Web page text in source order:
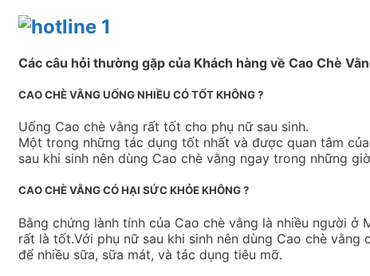
Các câu hỏi thường gặp của Khách hàng về Cao Chè
CAO CHÈ VẰNG UỐNG NHIỀU CÓ TỐT KHÔNG ?
Uống Cao chè vằng rất tốt cho phụ nữ sau sinh.
Một trong những tác dụng tốt nhất và được quan tâm
sau khi sinh nên dùng Cao chè vằng ngay trong những
CAO CHÈ VẰNG CÓ HẠI SỨC KHỎE KHÔNG ?
Bằng chứng lành tính của Cao chè vằng là nhiều người
rất là tốt.Với phụ nữ sau khi sinh nên dùng Cao chè
để nhiều sữa, sữa mát, và tác dụng tiêu mỡ.